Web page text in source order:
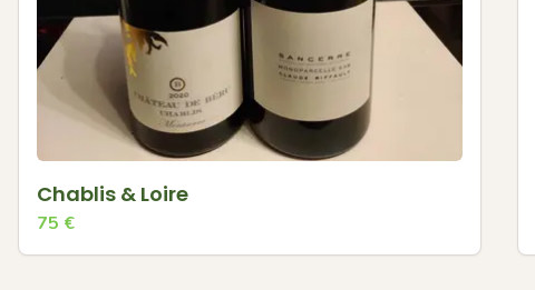
Chablis & Loire
75 €